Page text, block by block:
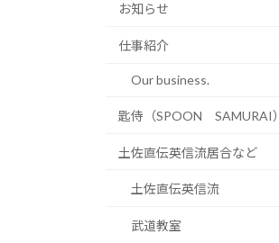
お知らせ
仕事紹介
Our business.
匙侍（SPOON SAMURAI）
土佐直伝英信流居合など
土佐直伝英信流
武道教室